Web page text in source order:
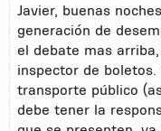
Javier, buenas
generación de
el debate mas
inspector de
transporte público
debe tener la